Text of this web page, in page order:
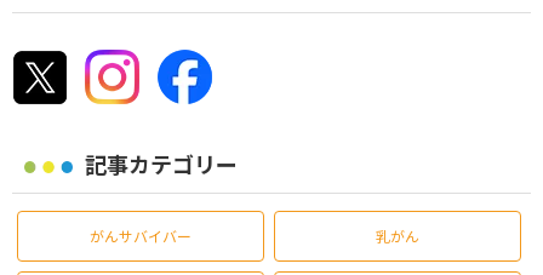
記事カテゴリー
がんサバイバー 乳がん